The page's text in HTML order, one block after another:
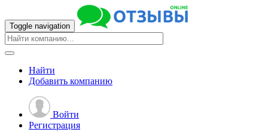
Toggle navigation
Найти
Добавить компанию
Войти
Регистрация